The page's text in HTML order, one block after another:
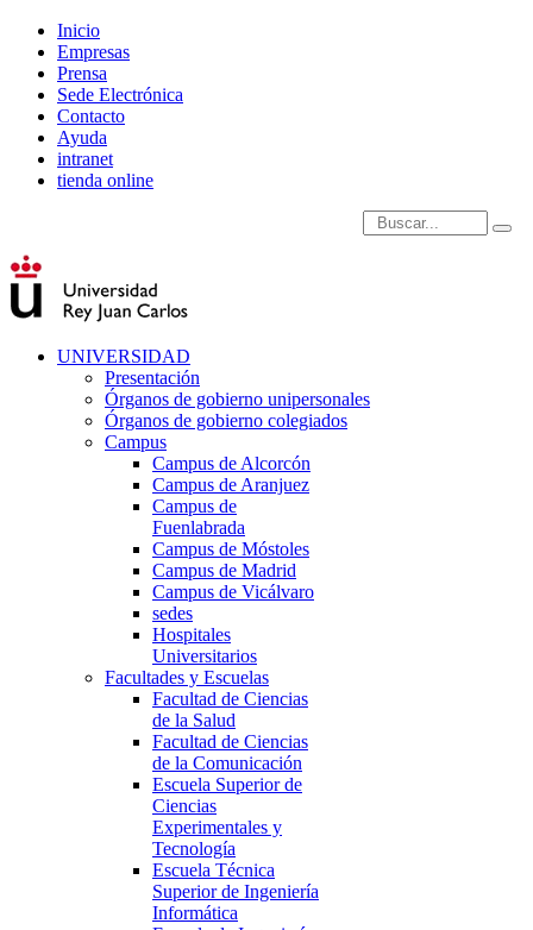
Inicio
Empresas
Prensa
Sede Electrónica
Contacto
Ayuda
intranet
tienda online
Introduce términos de
UNIVERSIDAD
Presentación
Órganos de gobierno unipersonales
Órganos de gobierno colegiados
Campus
Campus de Alcorcón
Campus de Aranjuez
Campus de
Fuenlabrada
Campus de Móstoles
Campus de Madrid
Campus de Vicálvaro
sedes
Hospitales
Universitarios
Facultades y Escuelas
Facultad de Ciencias
de la Salud
Facultad de Ciencias
de la Comunicación
Escuela Superior de
Ciencias
Experimentales y
Tecnología
Escuela Técnica
Superior de Ingeniería
Informática